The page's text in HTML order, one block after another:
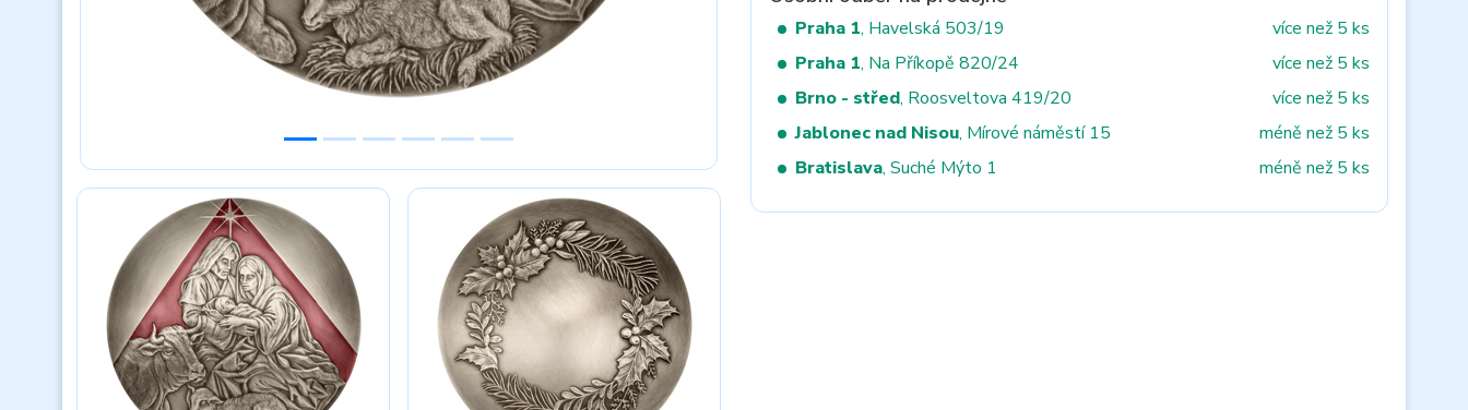
Praha 1, Havelská 503/19
více než 5 ks
Praha 1, Na Příkopě 820/24
více než 5 ks
Brno - střed, Roosveltova 419/20
více než 5 ks
Jablonec nad Nisou, Mírové náměstí 15
méně než 5 ks
Bratislava, Suché Mýto 1 méně než 5 ks